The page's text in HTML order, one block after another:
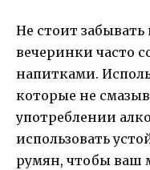
Не стоит
вечеринки часто
напитками.
которые не
употреблении
использовать
румян, чтобы ваш